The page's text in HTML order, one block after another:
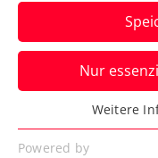
mit
Erler/
Auch
zum ATP-100-
Mauthausen.
Nur
Essenziell
Essenzielle Cookies
Weitere
Powered by